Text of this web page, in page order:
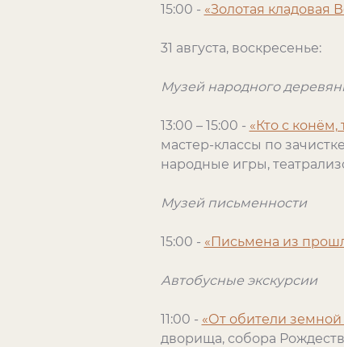
15:00 - «Золотая кладовая
31 августа, воскресенье:
Музей народного
13:00 – 15:00 - «Кто с конём,
мастер-классы по
народные игры,
Музей письменности
15:00 - «Письмена из
Автобусные экскурсии
11:00 - «От обители
дворища, собора